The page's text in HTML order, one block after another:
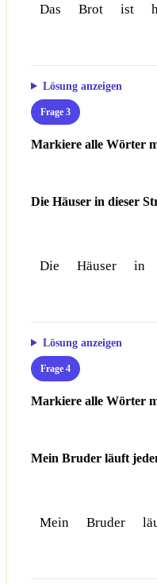
Das Brot ist
Lösung anzeigen
Frage 3
Markiere alle Wörter
Die Häuser in dieser
Die Häuser in
Lösung anzeigen
Frage 4
Markiere alle Wörter
Mein Bruder läuft
Mein Bruder